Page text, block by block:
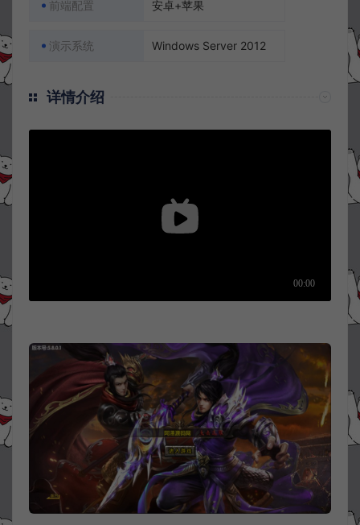
前端配置 安卓+苹果
演示系统 Windows Server 2012
详情介绍